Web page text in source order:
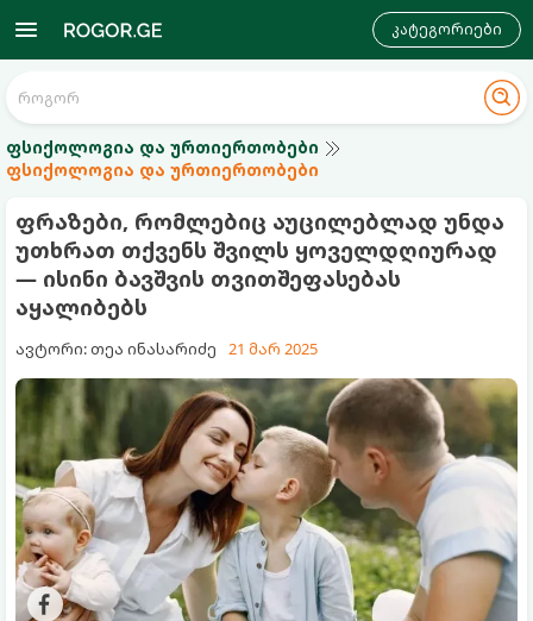
კატეგორიები
ფსიქოლოგია და ურთიერთობები
ფსიქოლოგია და ურთიერთობები
ფრაზები, რომლებიც აუცილებლად უნდა
უთხრათ თქვენს შვილს ყოველდღიურად
— ისინი ბავშვის თვითშეფასებას
აყალიბებს
ავტორი: თეა ინასარიძე 21 მარ 2025